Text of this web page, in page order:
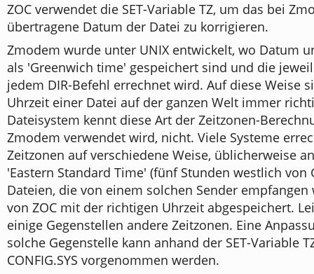
ZOC verwendet die SET-Variable TZ, um das bei
übertragene Datum der Datei zu korrigieren.
Zmodem wurde unter UNIX entwickelt, wo Datum
als 'Greenwich time' gespeichert sind und die
jedem DIR-Befehl errechnet wird. Auf diese Weise
Uhrzeit einer Datei auf der ganzen Welt immer
Dateisystem kennt diese Art der Zeitzonen-
Zmodem verwendet wird, nicht. Viele Systeme
Zeitzonen auf verschiedene Weise, üblicherweise
'Eastern Standard Time' (fünf Stunden westlich von
Dateien, die von einem solchen Sender empfangen
von ZOC mit der richtigen Uhrzeit abgespeichert.
einige Gegenstellen andere Zeitzonen. Eine
solche Gegenstelle kann anhand der SET-Variable
CONFIG.SYS vorgenommen werden.